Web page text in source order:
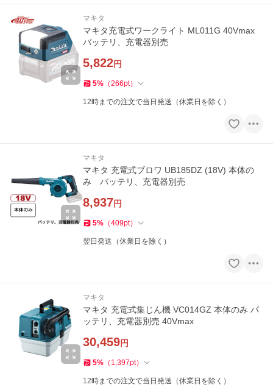
マキタ
マキタ充電式ワークライト ML011G 40Vmax
バッテリ、充電器別売
5,822円
5% （266pt）
12時までの注文で当日発送（休業日を除く）
マキタ
マキタ 充電式ブロワ UB185DZ (18V) 本体の
み バッテリ、充電器別売
8,937円
5% （409pt）
翌日発送（休業日を除く）
マキタ
マキタ 充電式集じん機 VC014GZ 本体のみ バ
ッテリ、充電器別売 40Vmax
30,459円
5% （ 1,397pt）
12時までの注文で当日発送（休業日を除く）